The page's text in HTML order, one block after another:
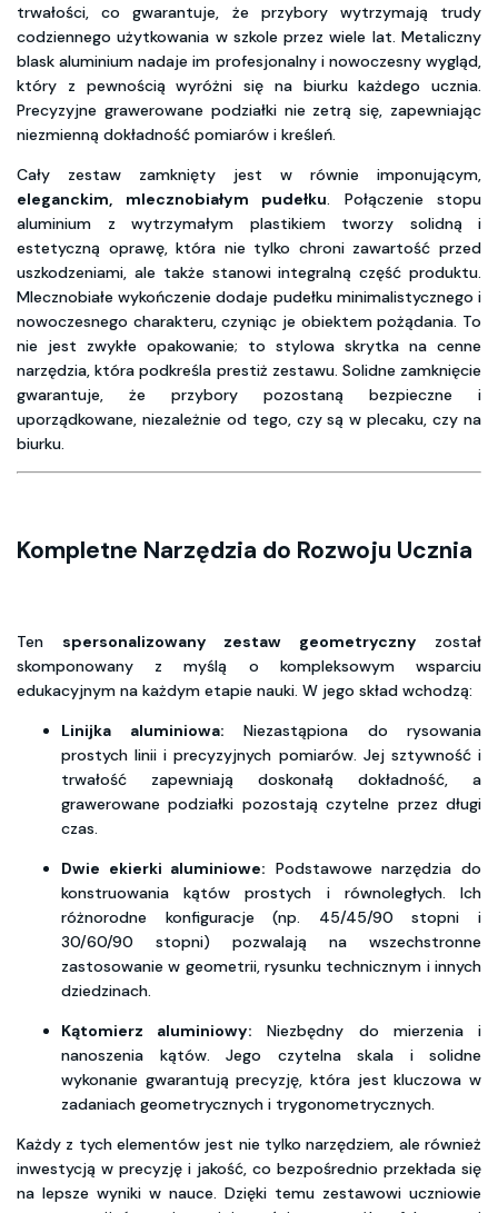
trwałości, co gwarantuje, że przybory wytrzymają trudy
codziennego użytkowania w szkole przez wiele lat. Metaliczny
blask aluminium nadaje im profesjonalny i nowoczesny wygląd,
który z pewnością wyróżni się na biurku każdego ucznia.
Precyzyjne grawerowane podziałki nie zetrą się, zapewniając
niezmienną dokładność pomiarów i kreśleń.
Cały zestaw zamknięty jest w równie imponującym,
eleganckim, mlecznobiałym pudełku . Połączenie stopu
aluminium z wytrzymałym plastikiem tworzy solidną i
estetyczną oprawę, która nie tylko chroni zawartość przed
uszkodzeniami, ale także stanowi integralną część produktu.
Mlecznobiałe wykończenie dodaje pudełku minimalistycznego i
nowoczesnego charakteru, czyniąc je obiektem pożądania. To
nie jest zwykłe opakowanie; to stylowa skrytka na cenne
narzędzia, która podkreśla prestiż zestawu. Solidne zamknięcie
gwarantuje, że przybory pozostaną bezpieczne i
uporządkowane, niezależnie od tego, czy są w plecaku, czy na
biurku.
Kompletne Narzędzia do Rozwoju Ucznia
Ten spersonalizowany zestaw geometryczny został
skomponowany z myślą o kompleksowym wsparciu
edukacyjnym na każdym etapie nauki. W jego skład wchodzą:
Linijka aluminiowa: Niezastąpiona do rysowania
prostych linii i precyzyjnych pomiarów. Jej sztywność i
trwałość zapewniają doskonałą dokładność, a
grawerowane podziałki pozostają czytelne przez długi
czas.
Dwie ekierki aluminiowe: Podstawowe narzędzia do
konstruowania kątów prostych i równoległych. Ich
różnorodne konfiguracje (np. 45/45/90 stopni i
30/60/90 stopni) pozwalają na wszechstronne
zastosowanie w geometrii, rysunku technicznym i innych
dziedzinach.
Kątomierz aluminiowy: Niezbędny do mierzenia i
nanoszenia kątów. Jego czytelna skala i solidne
wykonanie gwarantują precyzję, która jest kluczowa w
zadaniach geometrycznych i trygonometrycznych.
Każdy z tych elementów jest nie tylko narzędziem, ale również
inwestycją w precyzję i jakość, co bezpośrednio przekłada się
na lepsze wyniki w nauce. Dzięki temu zestawowi uczniowie